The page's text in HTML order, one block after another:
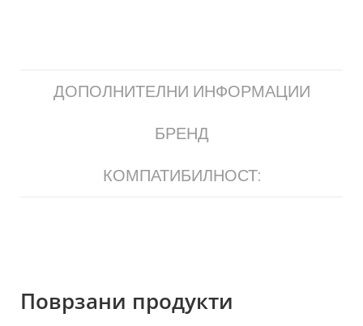
ДОПОЛНИТЕЛНИ ИНФОРМАЦИИ
БРЕНД
КОМПАТИБИЛНОСТ:
Поврзани продукти